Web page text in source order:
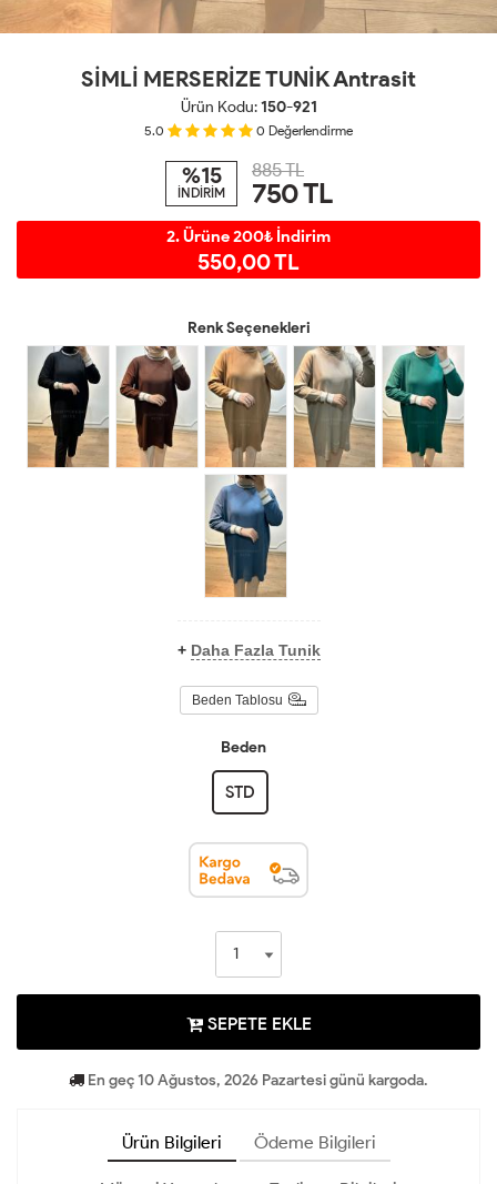
SİMLİ MERSERİZE TUNİK Antrasit
Ürün Kodu:150-921
5.0 0 Değerlendirme
%15
İNDİRİM
885 TL
750TL
2. Ürüne 200₺ İndirim
550,00 TL
Renk Seçenekleri
+ Daha Fazla Tunik
Beden Tablosu
Beden
STD
SEPETE EKLE
En geç 10 Ağustos, 2026 Pazartesi günü kargoda.
Ürün Bilgileri Ödeme Bilgileri